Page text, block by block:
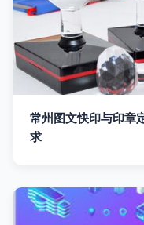
常州图文快印与印章
求